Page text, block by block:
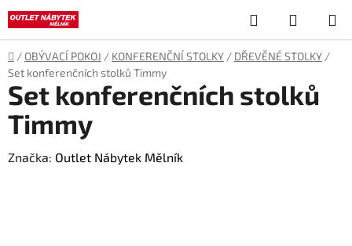
Přejít
na
obsah
Hledat
KOŠÍK
Domů
/ OBÝVACÍ POKOJ / KONFERENČNÍ STOLKY / DŘEVĚNÉ STOLKY /
Set konferenčních stolků Timmy
Set konferenčních stolků
Timmy
Značka: Outlet Nábytek Mělník